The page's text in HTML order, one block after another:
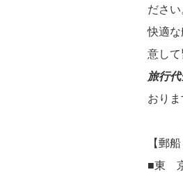
ださい
快適
意して
旅行
おりま
【郵
■東